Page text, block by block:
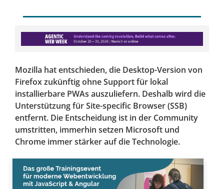
Mozilla hat entschieden, die Desktop-Version von
Firefox zukünftig ohne Support für lokal
installierbare PWAs auszuliefern. Deshalb wird die
Unterstützung für Site-specific Browser (SSB)
entfernt. Die Entscheidung ist in der Community
umstritten, immerhin setzen Microsoft und
Chrome immer stärker auf die Technologie.